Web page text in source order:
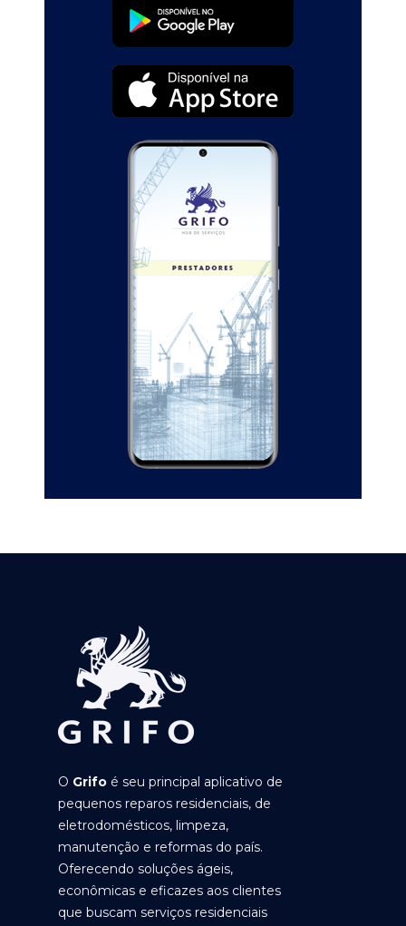
O Grifo é seu principal aplicativo de
pequenos reparos residenciais, de
eletrodomésticos, limpeza,
manutenção e reformas do país.
Oferecendo soluções ágeis,
econômicas e eficazes aos clientes
que buscam serviços residenciais